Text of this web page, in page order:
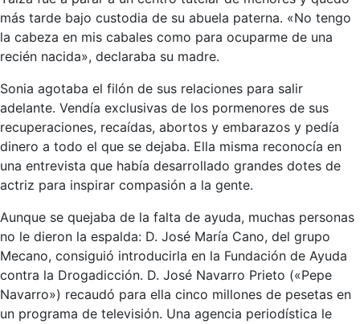
más tarde bajo custodia de su abuela paterna. «No tengo
la cabeza en mis cabales como para ocuparme de una
recién nacida», declaraba su madre.
Sonia agotaba el filón de sus relaciones para salir
adelante. Vendía exclusivas de los pormenores de sus
recuperaciones, recaídas, abortos y embarazos y pedía
dinero a todo el que se dejaba. Ella misma reconocía en
una entrevista que había desarrollado grandes dotes de
actriz para inspirar compasión a la gente.
Aunque se quejaba de la falta de ayuda, muchas personas
no le dieron la espalda: D. José María Cano, del grupo
Mecano, consiguió introducirla en la Fundación de Ayuda
contra la Drogadicción. D. José Navarro Prieto («Pepe
Navarro») recaudó para ella cinco millones de pesetas en
un programa de televisión. Una agencia periodística le